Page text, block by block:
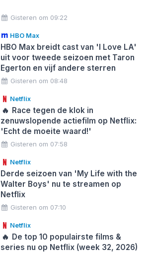
Gisteren om 09:22
HBO Max
HBO Max breidt cast van 'I Love LA'
uit voor tweede seizoen met Taron
Egerton en vijf andere sterren
Gisteren om 08:48
Netflix
🔥 Race tegen de klok in
zenuwslopende actiefilm op Netflix:
'Echt de moeite waard!'
Gisteren om 07:58
Netflix
Derde seizoen van 'My Life with the
Walter Boys' nu te streamen op
Netflix
Gisteren om 07:10
Netflix
🔥 De top 10 populairste films &
series nu op Netflix (week 32, 2026)